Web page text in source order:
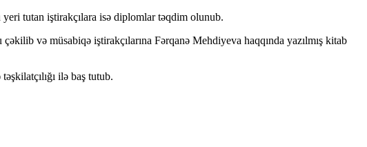
tutan iştirakçılara isə diplomlar təqdim olunub.
və müsabiqə iştirakçılarına Fərqanə Mehdiyeva haqqında yazılmış kitab
ilə baş tutub.